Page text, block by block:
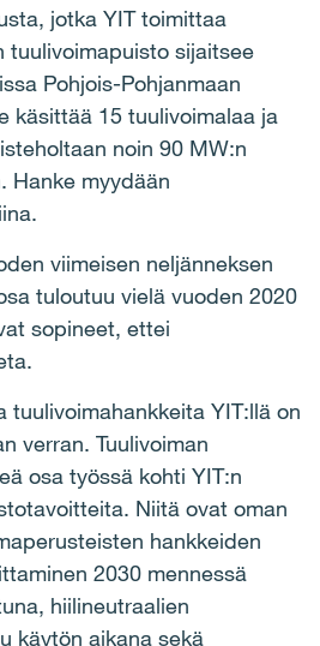
jotka YIT toimittaa
tuulivoimapuisto sijaitsee
Pohjois-Pohjanmaan
käsittää 15 tuulivoimalaa ja
noin 90 MW:n
Hanke myydään
viimeisen neljänneksen
tuloutuu vielä vuoden 2020
sopineet, ettei
tuulivoimahankkeita YIT:llä on
verran. Tuulivoiman
osa työssä kohti YIT:n
Niitä ovat oman
hankkeiden
2030 mennessä
hiilineutraalien
käytön aikana sekä